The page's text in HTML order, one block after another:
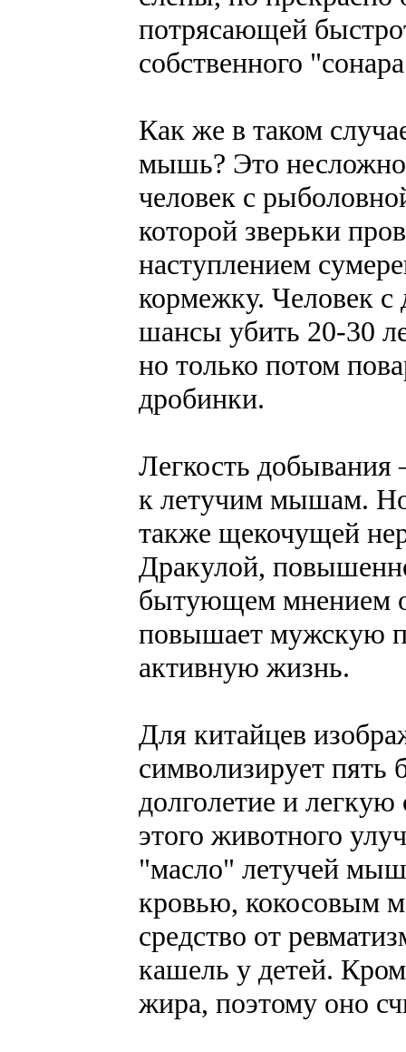
потрясающей
собственного
Как же в таком
мышь? Это
человек с
которой зверьки
наступлением
кормежку. Человек с
шансы убить 20-30
но только потом
дробинки.
Легкость добывания
к летучим мышам.
также щекочущей
Дракулой,
бытующем мнением
повышает мужскую
активную жизнь.
Для китайцев
символизирует пять
долголетие и
этого животного
"масло" летучей
кровью, кокосовым
средство от
кашель у детей.
жира, поэтому оно